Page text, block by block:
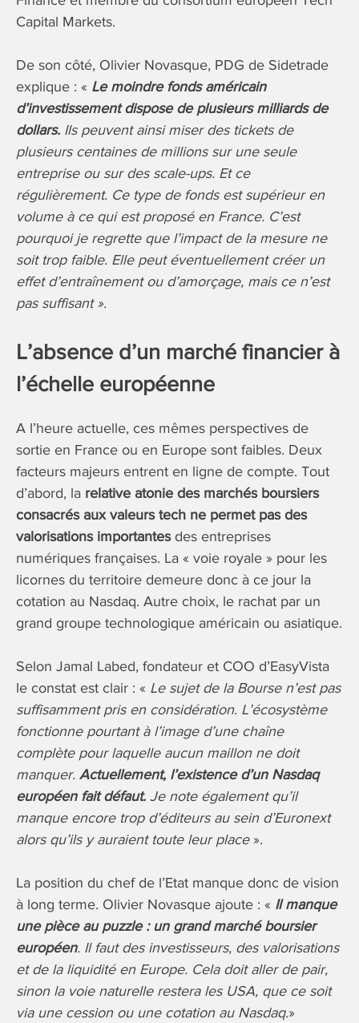
Capital Markets.
De son côté, Olivier Novasque, PDG de Sidetrade
explique : « Le moindre fonds américain
d’investissement dispose de plusieurs milliards de
dollars. Ils peuvent ainsi miser des tickets de
plusieurs centaines de millions sur une seule
entreprise ou sur des scale-ups. Et ce
régulièrement. Ce type de fonds est supérieur en
volume à ce qui est proposé en France. C’est
pourquoi je regrette que l’impact de la mesure ne
soit trop faible. Elle peut éventuellement créer un
effet d’entraînement ou d’amorçage, mais ce n’est
pas suffisant ».
L’absence d’un marché financier à
l’échelle européenne
A l’heure actuelle, ces mêmes perspectives de
sortie en France ou en Europe sont faibles. Deux
facteurs majeurs entrent en ligne de compte. Tout
d’abord, la relative atonie des marchés boursiers
consacrés aux valeurs tech ne permet pas des
valorisations importantesdes entreprises
numériques françaises. La « voie royale » pour les
licornes du territoire demeure donc à ce jour la
cotation au Nasdaq. Autre choix, le rachat par un
grand groupe technologique américain ou asiatique.
Selon Jamal Labed, fondateur et COO d’EasyVista
le constat est clair : « Le sujet de la Bourse n’est pas
suffisamment pris en considération. L’écosystème
fonctionne pourtant à l’image d’une chaîne
complète pour laquelle aucun maillon ne doit
manquer. Actuellement, l’existence d’un Nasdaq
européen fait défaut. Je note également qu’il
manque encore trop d’éditeurs au sein d’Euronext
alors qu’ils y auraient toute leur place».
La position du chef de l’Etat manque donc de vision
à long terme. Olivier Novasque ajoute : « Il manque
une pièce au puzzle : un grand marché boursier
européen. Il faut des investisseurs, des valorisations
et de la liquidité en Europe. Cela doit aller de pair,
sinon la voie naturelle restera les USA, que ce soit
via une cession ou une cotation au Nasdaq.»